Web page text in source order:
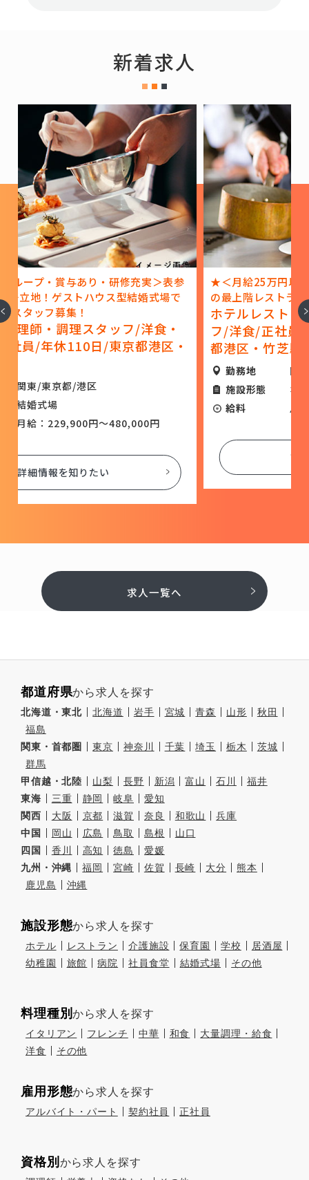
新着求人
★＜月給25万円以上・年間休日120日以上＞ホテル
の最上階レストランで洋食調理スタッフを募集！
ホテルレストランの調理師・調理スタッ
フ/洋食/正社員/年間休日120日以上/東京
都港区・竹芝駅
施設形態
給料
月給：250,000円～350,000円
詳細情報を知りたい
次
求人一覧へ
都道府県から求人を探す
北海道・東北 北海道 岩手 宮城 青森 山形
秋田
福島
関東・首都圏
東京 神奈川 千葉 埼玉 栃木
茨城
群馬
甲信越・北陸
山梨 長野 新潟 富山 石川
福井
東海
三重 静岡 岐阜
愛知
関西
大阪 京都 滋賀 奈良 和歌山
兵庫
中国
岡山 広島 鳥取 島根
山口
四国
香川 高知 徳島
愛媛
九州・沖縄
福岡 宮崎 佐賀 長崎 大分
熊本
鹿児島
沖縄
施設形態から求人を探す
ホテル レストラン 介護施設 保育園 学校
居酒屋
幼稚園
旅館 病院 社員食堂 結婚式場 その他
料理種別から求人を探す
イタリアン フレンチ 中華 和食
大量調理・給食
洋食
その他
雇用形態から求人を探す
アルバイト・パート 契約社員 正社員
資格別 から求人を探す